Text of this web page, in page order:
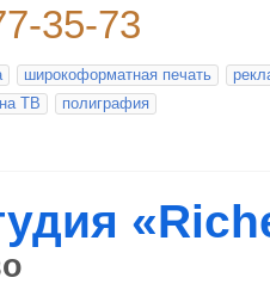
35-73
широкоформатная печать
ТВ полиграфия